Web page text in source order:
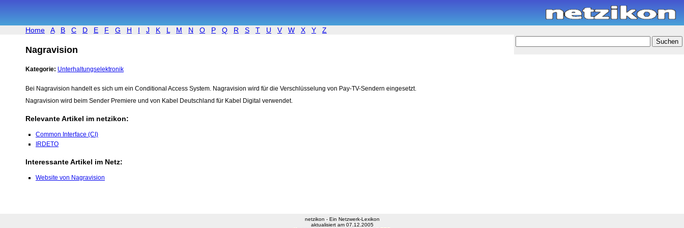
Home A B C D E F G H I J K L M N O P Q R S T U V W X Y Z
Nagravision
Kategorie: Unterhaltungselektronik
Bei Nagravision handelt es sich um ein Conditional Access System. Nagravision wird für die Verschlüsselung von Pay-TV-Sendern eingesetzt.
Nagravision wird beim Sender Premiere und von Kabel Deutschland für Kabel Digital verwendet.
Relevante Artikel im netzikon:
Common Interface (CI)
IRDETO
Interessante Artikel im Netz:
Website von Nagravision
netzikon - Ein Netzwerk-Lexikon
aktualisiert am 07.12.2005